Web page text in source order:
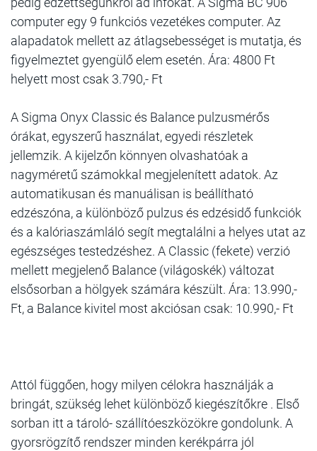
computer egy 9 funkciós vezetékes computer. Az
alapadatok mellett az átlagsebességet is mutatja, és
figyelmeztet gyengülő elem esetén. Ára: 4800 Ft
helyett most csak 3.790,- Ft
A Sigma Onyx Classic és Balance pulzusmérős
órákat, egyszerű használat, egyedi részletek
jellemzik. A kijelzőn könnyen olvashatóak a
nagyméretű számokkal megjelenített adatok. Az
automatikusan és manuálisan is beállítható
edzészóna, a különböző pulzus és edzésidő funkciók
és a kalóriaszámláló segít megtalálni a helyes utat az
egészséges testedzéshez. A Classic (fekete) verzió
mellett megjelenő Balance (világoskék) változat
elsősorban a hölgyek számára készült. Ára: 13.990,-
Ft, a Balance kivitel most akciósan csak: 10.990,- Ft
Attól függően, hogy milyen célokra használják a
bringát, szükség lehet különböző kiegészítőkre . Első
sorban itt a tároló- szállítóeszközökre gondolunk. A
gyorsrögzítő rendszer minden kerékpárra jól